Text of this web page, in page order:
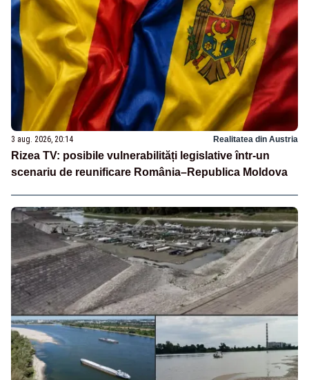
3 aug. 2026, 20:14 Realitatea din Austria
Rizea TV: posibile vulnerabilități legislative într-un
scenariu de reunificare România–Republica Moldova